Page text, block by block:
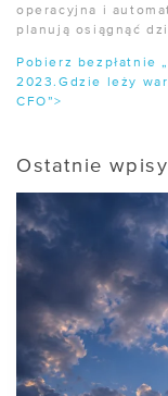
operacyjna i
planują osiągnąć
Pobierz bezpłatnie
2023.Gdzie leży
CFO”>
Ostatnie wpisy